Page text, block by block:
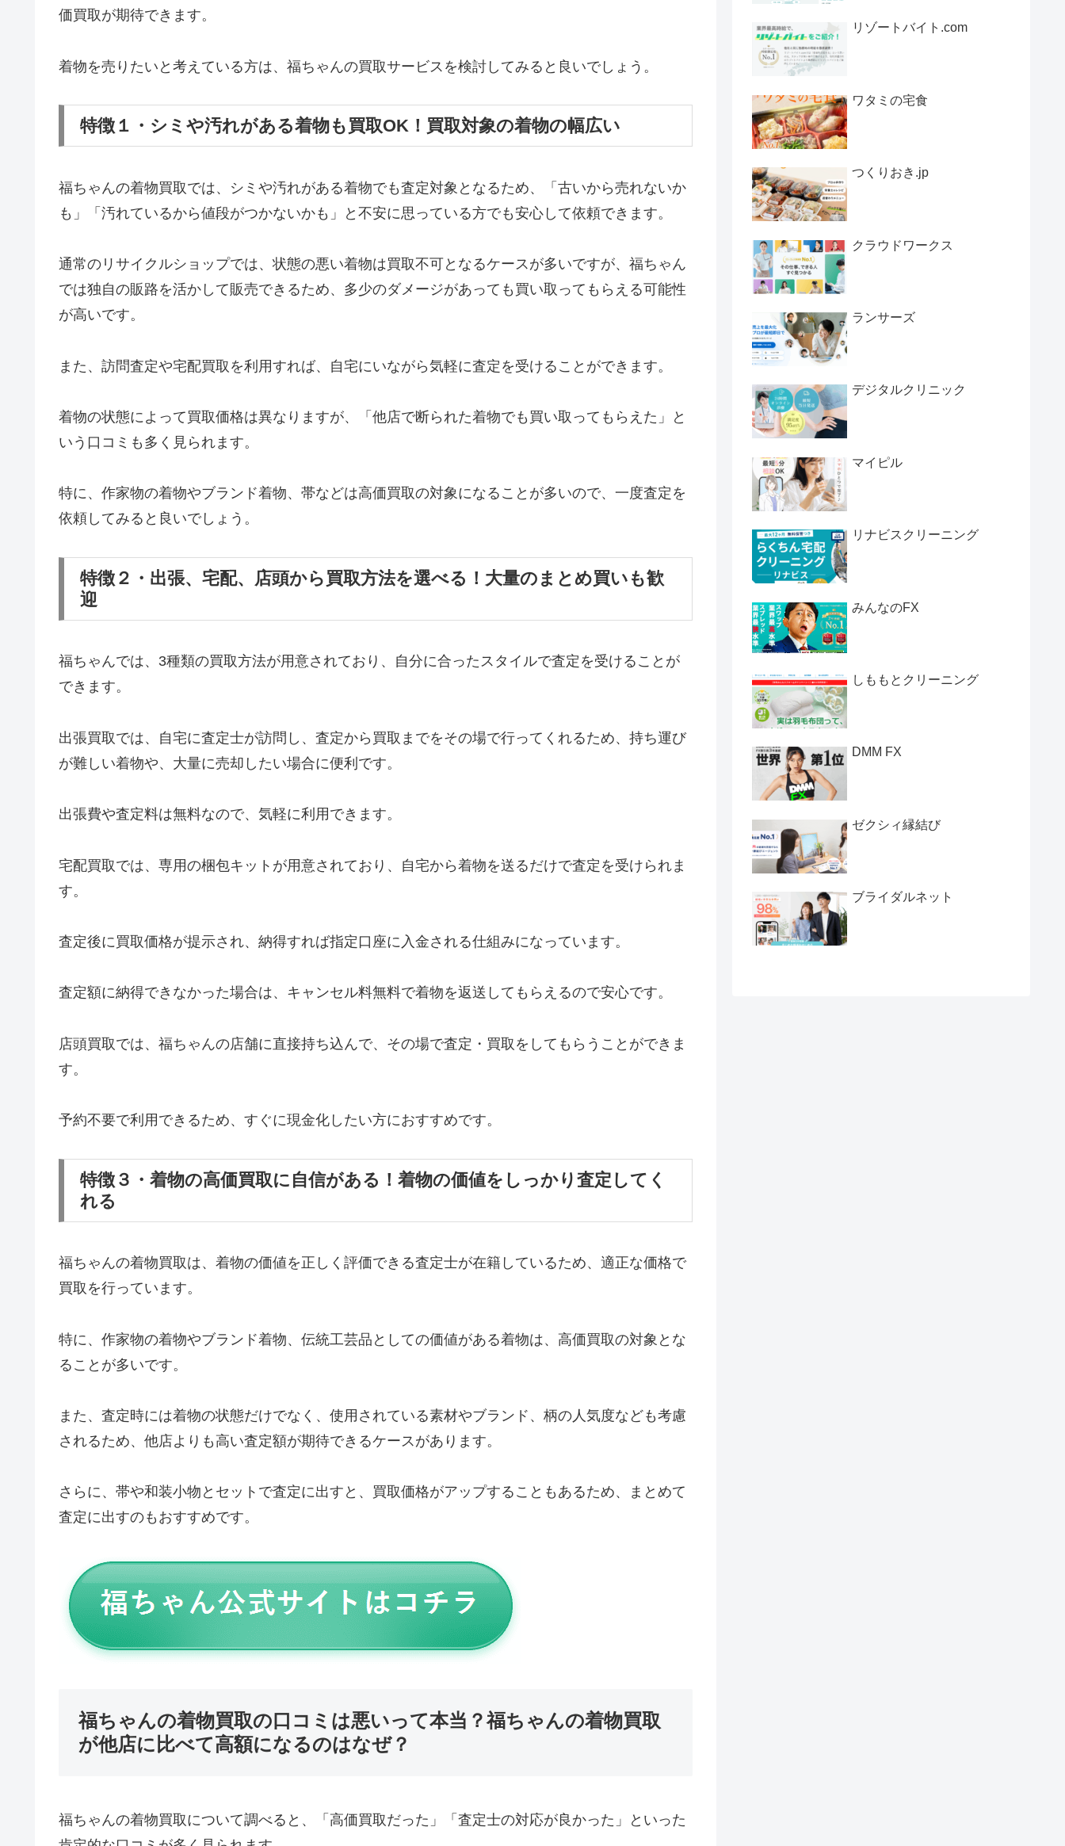
価買取が期待できます。
着物を売りたいと考えている方は、福ちゃんの買取サービスを検討してみると良いでしょう。
特徴１・シミや汚れがある着物も買取OK！買取対象の着物の幅広い
福ちゃんの着物買取では、シミや汚れがある着物でも査定対象となるため、「古いから売れないか
も」「汚れているから値段がつかないかも」と不安に思っている方でも安心して依頼できます。
通常のリサイクルショップでは、状態の悪い着物は買取不可となるケースが多いですが、福ちゃん
では独自の販路を活かして販売できるため、多少のダメージがあっても買い取ってもらえる可能性
が高いです。
また、訪問査定や宅配買取を利用すれば、自宅にいながら気軽に査定を受けることができます。
着物の状態によって買取価格は異なりますが、「他店で断られた着物でも買い取ってもらえた」と
いう口コミも多く見られます。
特に、作家物の着物やブランド着物、帯などは高価買取の対象になることが多いので、一度査定を
依頼してみると良いでしょう。
特徴２・出張、宅配、店頭から買取方法を選べる！大量のまとめ買いも歓
迎
福ちゃんでは、3種類の買取方法が用意されており、自分に合ったスタイルで査定を受けることが
できます。
出張買取では、自宅に査定士が訪問し、査定から買取までをその場で行ってくれるため、持ち運び
が難しい着物や、大量に売却したい場合に便利です。
出張費や査定料は無料なので、気軽に利用できます。
宅配買取では、専用の梱包キットが用意されており、自宅から着物を送るだけで査定を受けられま
す。
査定後に買取価格が提示され、納得すれば指定口座に入金される仕組みになっています。
査定額に納得できなかった場合は、キャンセル料無料で着物を返送してもらえるので安心です。
店頭買取では、福ちゃんの店舗に直接持ち込んで、その場で査定・買取をしてもらうことができま
す。
予約不要で利用できるため、すぐに現金化したい方におすすめです。
特徴３・着物の高価買取に自信がある！着物の価値をしっかり査定してく
れる
福ちゃんの着物買取は、着物の価値を正しく評価できる査定士が在籍しているため、適正な価格で
買取を行っています。
特に、作家物の着物やブランド着物、伝統工芸品としての価値がある着物は、高価買取の対象とな
ることが多いです。
また、査定時には着物の状態だけでなく、使用されている素材やブランド、柄の人気度なども考慮
されるため、他店よりも高い査定額が期待できるケースがあります。
さらに、帯や和装小物とセットで査定に出すと、買取価格がアップすることもあるため、まとめて
査定に出すのもおすすめです。
福ちゃんの着物買取の口コミは悪いって本当？福ちゃんの着物買取
が他店に比べて高額になるのはなぜ？
福ちゃんの着物買取について調べると、「高価買取だった」「査定士の対応が良かった」といった
リゾートバイト.com
ワタミの宅食
つくりおき.jp
クラウドワークス
ランサーズ
デジタルクリニック
マイピル
リナビスクリーニング
みんなのFX
しももとクリーニング
DMM FX
ゼクシィ縁結び
ブライダルネット